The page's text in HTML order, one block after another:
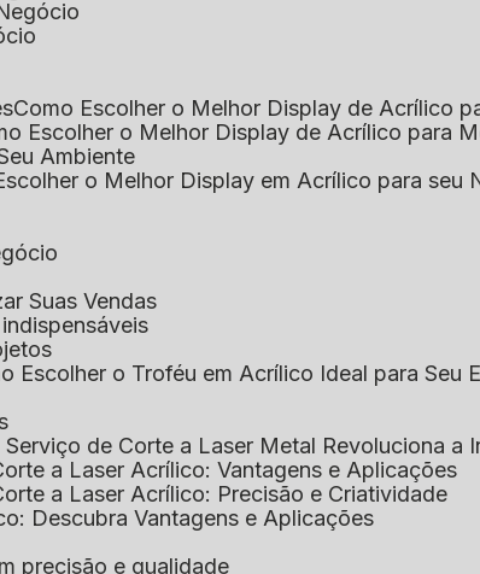
Como Escolher o Melhor Display de Acrílico
Escolher o Melhor Display de Acrílico para
Ambiente
Escolher o Melhor Display em Acrílico para seu
Suas Vendas
Escolher o Troféu em Acrílico Ideal para Seu
Serviço de Corte a Laser Metal Revoluciona a
Corte a Laser Acrílico: Vantagens e Aplicações
Corte a Laser Acrílico: Precisão e Criatividade
Descubra Vantagens e Aplicações
precisão e qualidade